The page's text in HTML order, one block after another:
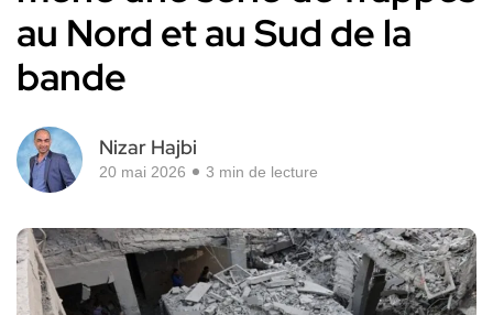
au Nord et au Sud de la
bande
Nizar Hajbi
20 mai 2026 3 min de lecture